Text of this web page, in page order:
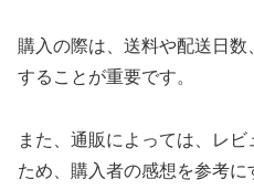
購入の際は、送料や配送日
することが重要です。
また、通販によっては、レ
ため、購入者の感想を参考に